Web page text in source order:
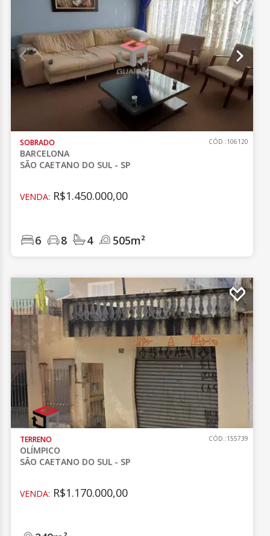
SOBRADO
BARCELONA
SÃO CAETANO DO SUL - SP
CÓD.:106120
VENDA: R$1.450.000,00
6 8 4 505m²
TERRENO
OLÍMPICO
SÃO CAETANO DO SUL - SP
CÓD.:155739
VENDA: R$1.170.000,00